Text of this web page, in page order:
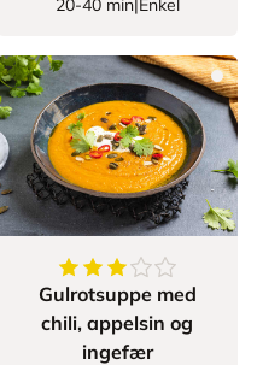
20-40 min| Enkel
3.843137254901961
Gulrotsuppe med
chili, appelsin og
ingefær